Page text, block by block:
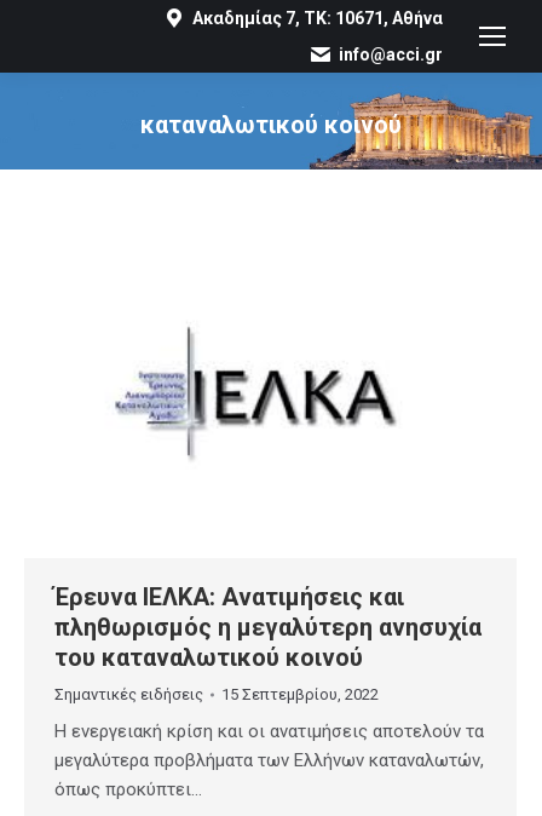
Ακαδημίας 7, ΤΚ: 10671, Αθήνα
info@acci.gr
καταναλωτικού κοινού
You are here:
Έρευνα ΙΕΛΚΑ: Ανατιμήσεις και
πληθωρισμός η μεγαλύτερη ανησυχία
του καταναλωτικού κοινού
Σημαντικές ειδήσεις 15 Σεπτεμβρίου, 2022
Η ενεργειακή κρίση και οι ανατιμήσεις αποτελούν τα
μεγαλύτερα προβλήματα των Ελλήνων καταναλωτών,
όπως προκύπτει…